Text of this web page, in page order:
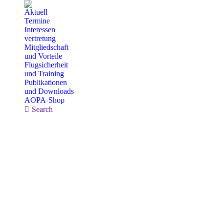
Aktuell
Termine
Interessen
vertretung
Mitgliedschaft
und Vorteile
Flugsicherheit
und Training
Publikationen
und Downloads
AOPA-Shop
Search:
Search